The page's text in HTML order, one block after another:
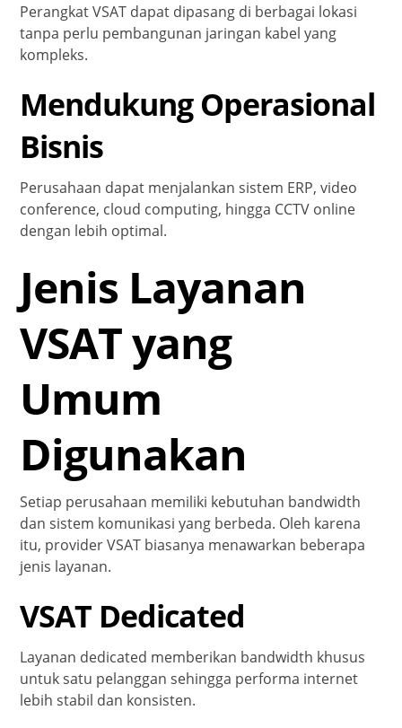
Perangkat VSAT dapat dipasang di berbagai lokasi
tanpa perlu pembangunan jaringan kabel yang
kompleks.
Mendukung Operasional
Bisnis
Perusahaan dapat menjalankan sistem ERP, video
conference, cloud computing, hingga CCTV online
dengan lebih optimal.
Jenis Layanan
VSAT yang
Umum
Digunakan
Setiap perusahaan memiliki kebutuhan bandwidth
dan sistem komunikasi yang berbeda. Oleh karena
itu, provider VSAT biasanya menawarkan beberapa
jenis layanan.
VSAT Dedicated
Layanan dedicated memberikan bandwidth khusus
untuk satu pelanggan sehingga performa internet
lebih stabil dan konsisten.